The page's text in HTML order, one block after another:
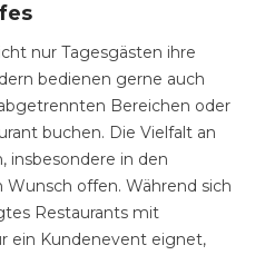
nur Tagesgästen ihre
bedienen gerne auch
Bereichen oder
buchen. Die Vielfalt an
insbesondere in den
Wunsch offen. Während sich
Restaurants mit
ein Kundenevent eignet,